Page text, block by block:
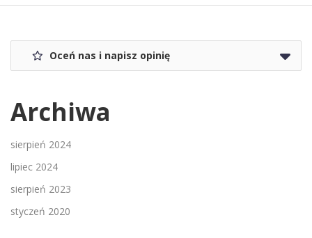
Oceń nas i napisz opinię
Archiwa
sierpień 2024
lipiec 2024
sierpień 2023
styczeń 2020